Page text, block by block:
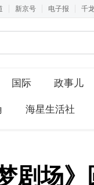
新京号 电子报 千
国际 政事儿
海星生活社
剧场》